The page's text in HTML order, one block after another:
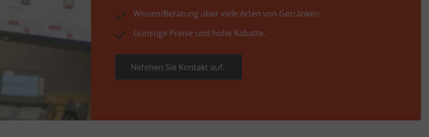
Wissen/Beratung über viele Arten von Getränken.
Günstige Preise und hohe Rabatte.
Nehmen Sie Kontakt auf.